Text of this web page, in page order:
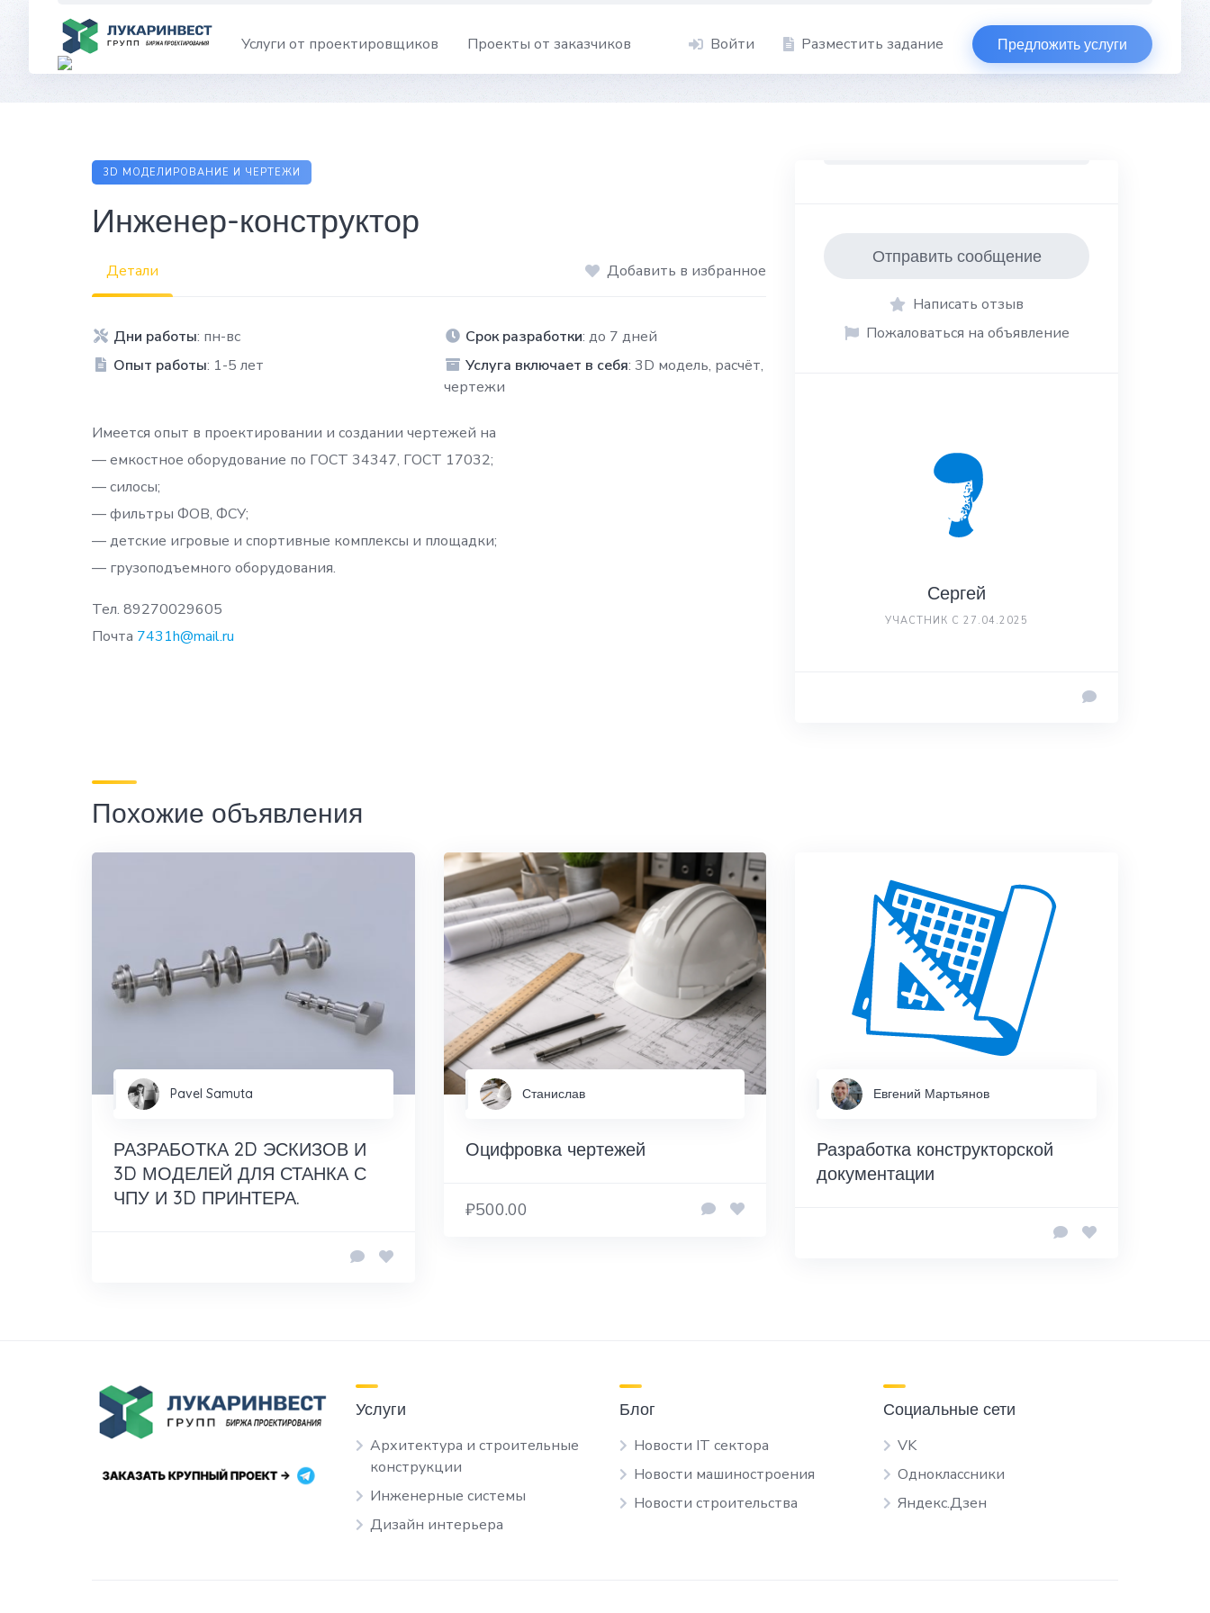
Услуги от проектировщиков Проекты от заказчиков Войти Разместить задание Предложить услуги
3D МОДЕЛИРОВАНИЕ И ЧЕРТЕЖИ
Инженер-конструктор
Детали Добавить в избранное
Дни работы: пн-вс Срок разработки: до 7 дней
Опыт работы: 1-5 лет Услуга включает в себя: 3D модель, расчёт,
чертежи
Имеется опыт в проектировании и создании чертежей на
— емкостное оборудование по ГОСТ 34347, ГОСТ 17032;
— силосы;
— фильтры ФОВ, ФСУ;
— детские игровые и спортивные комплексы и площадки;
— грузоподъемного оборудования.
Тел. 89270029605
Почта 7431h@mail.ru
Отправить сообщение
Написать отзыв
Пожаловаться на объявление
Сергей
УЧАСТНИК С 27.04.2025
Похожие объявления
Pavel Samuta
РАЗРАБОТКА 2D ЭСКИЗОВ И
3D МОДЕЛЕЙ ДЛЯ СТАНКА С
ЧПУ И 3D ПРИНТЕРА.
Станислав
Оцифровка чертежей
₽500.00
Евгений Мартьянов
Разработка конструкторской
документации
Услуги
Архитектура и строительные
конструкции
Инженерные системы
Дизайн интерьера
Блог
Новости IT сектора
Новости машиностроения
Новости строительства
Социальные сети
VK
Одноклассники
Яндекс.Дзен